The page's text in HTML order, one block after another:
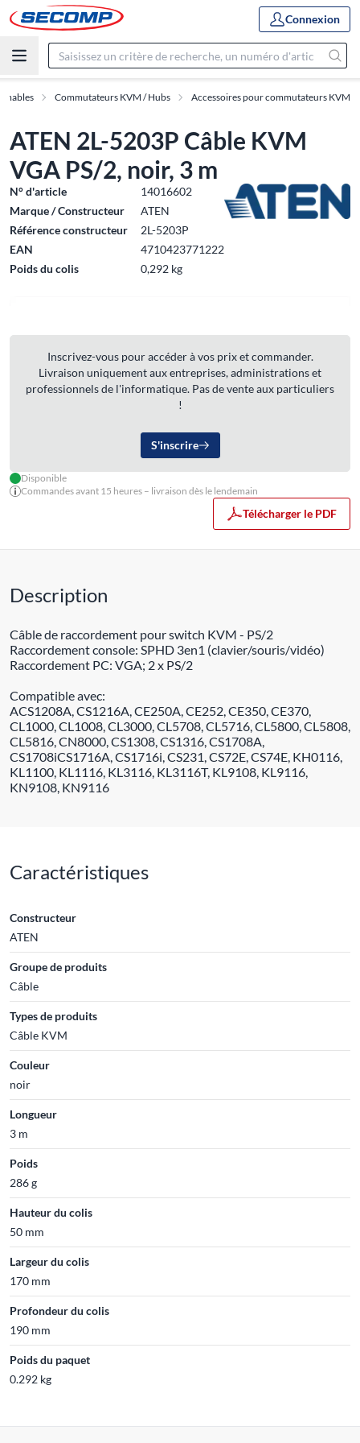
Connexion
Commutateurs KVM / Hubs Accessoires pour commutateurs KVM
ATEN 2L-5203P Câble KVM
VGA PS/2, noir, 3 m
N° d'article
14016602
Marque / Constructeur
ATEN
Référence constructeur
2L-5203P
EAN
4710423771222
Poids du colis
0,292 kg
Inscrivez-vous pour accéder à vos prix et commander.
Livraison uniquement aux entreprises, administrations et
professionnels de l'informatique. Pas de vente aux particuliers
!
S'inscrire
Disponible
Commandes avant 15 heures – livraison dès le lendemain
Télécharger le PDF
Description
Câble de raccordement pour switch KVM - PS/2
Raccordement console: SPHD 3en1 (clavier/souris/vidéo)
Raccordement PC: VGA; 2 x PS/2
Compatible avec:
ACS1208A, CS1216A, CE250A, CE252, CE350, CE370,
CL1000, CL1008, CL3000, CL5708, CL5716, CL5800, CL5808,
CL5816, CN8000, CS1308, CS1316, CS1708A,
CS1708iCS1716A, CS1716i, CS231, CS72E, CS74E, KH0116,
KL1100, KL1116, KL3116, KL3116T, KL9108, KL9116,
KN9108, KN9116
Caractéristiques
Constructeur
ATEN
Groupe de produits
Câble
Types de produits
Câble KVM
Couleur
noir
Longueur
3 m
Poids
286 g
Hauteur du colis
50 mm
Largeur du colis
170 mm
Profondeur du colis
190 mm
Poids du paquet
0.292 kg